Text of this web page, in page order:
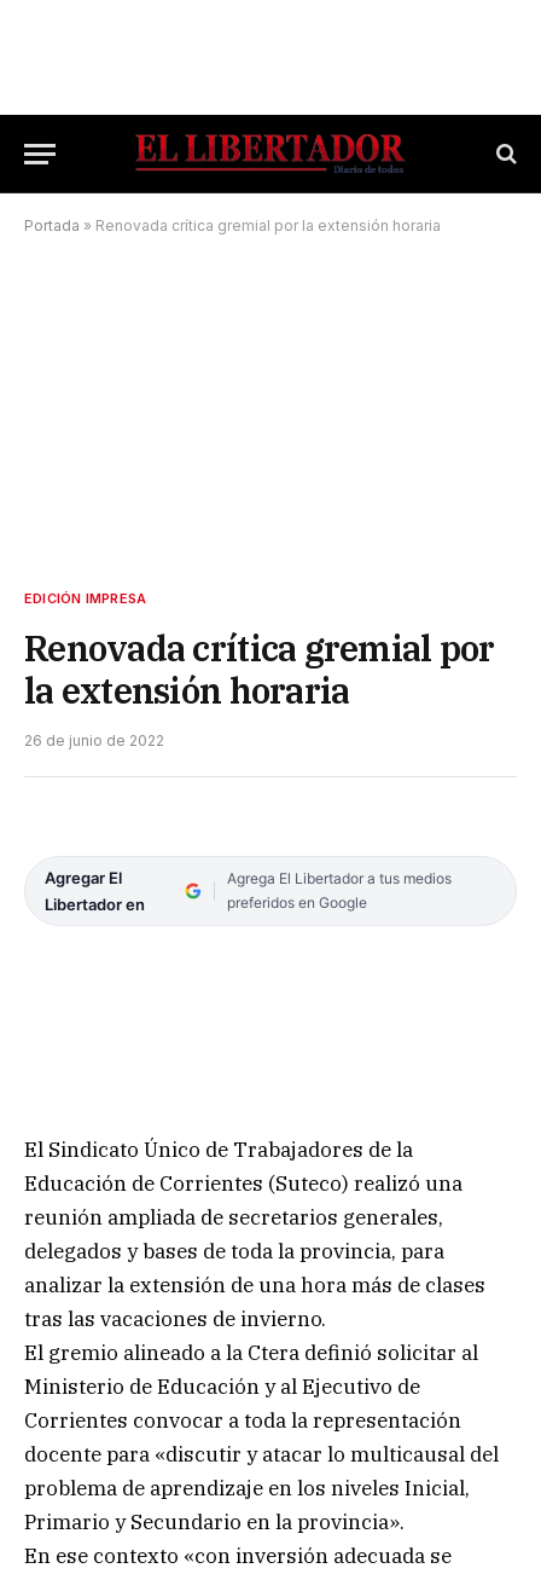
Portada » Renovada crítica gremial por la extensión horaria
EDICIÓN IMPRESA
Renovada crítica gremial por
la extensión horaria
26 de junio de 2022
Agregar El
Libertador en
Agrega El Libertador a tus medios
preferidos en Google
El Sindicato Único de Trabajadores de la
Educación de Corrientes (Suteco) realizó una
reunión ampliada de secretarios generales,
delegados y bases de toda la provincia, para
analizar la extensión de una hora más de clases
tras las vacaciones de invierno.
El gremio alineado a la Ctera definió solicitar al
Ministerio de Educación y al Ejecutivo de
Corrientes convocar a toda la representación
docente para «discutir y atacar lo multicausal del
problema de aprendizaje en los niveles Inicial,
Primario y Secundario en la provincia».
En ese contexto «con inversión adecuada se